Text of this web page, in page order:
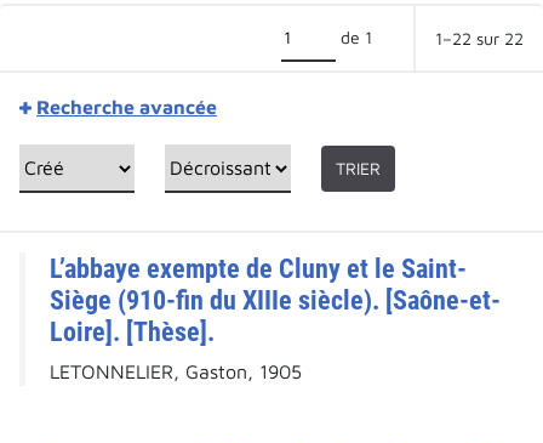
de 1 1–22 sur 22
Recherche avancée
TRIER
L’abbaye exempte de Cluny et le Saint-
Siège (910-fin du XIIIe siècle). [Saône-et-
Loire]. [Thèse].
LETONNELIER, Gaston, 1905